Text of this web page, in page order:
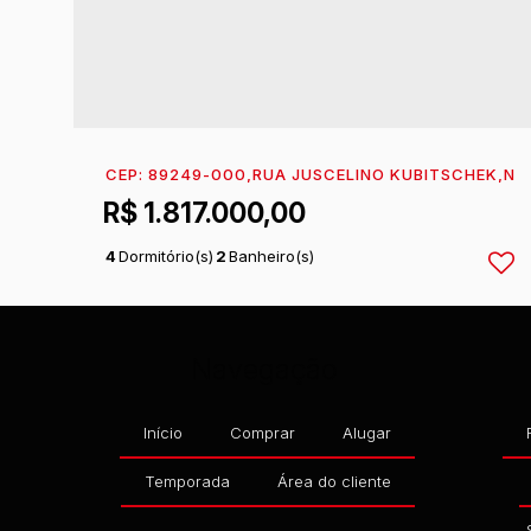
R$ 1.817.000,00
CEP: 89249-000 RUA JUSCELINO KUBITSCHEK N°:
4Dormitório(s) 2Banheiro(s)
Início Comprar Alugar
Temporada Área do cliente